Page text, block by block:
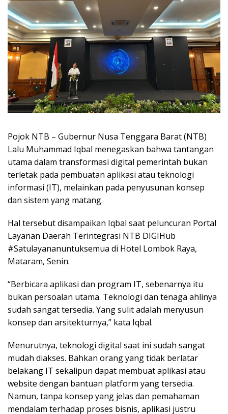
Pojok NTB – Gubernur Nusa Tenggara Barat (NTB)
Lalu Muhammad Iqbal menegaskan bahwa tantangan
utama dalam transformasi digital pemerintah bukan
terletak pada pembuatan aplikasi atau teknologi
informasi (IT), melainkan pada penyusunan konsep
dan sistem yang matang.
Hal tersebut disampaikan Iqbal saat peluncuran Portal
Layanan Daerah Terintegrasi NTB DIGIHub
#Satulayananuntuksemua di Hotel Lombok Raya,
Mataram, Senin.
“Berbicara aplikasi dan program IT, sebenarnya itu
bukan persoalan utama. Teknologi dan tenaga ahlinya
sudah sangat tersedia. Yang sulit adalah menyusun
konsep dan arsitekturnya,” kata Iqbal.
Menurutnya, teknologi digital saat ini sudah sangat
mudah diakses. Bahkan orang yang tidak berlatar
belakang IT sekalipun dapat membuat aplikasi atau
website dengan bantuan platform yang tersedia.
Namun, tanpa konsep yang jelas dan pemahaman
mendalam terhadap proses bisnis, aplikasi justru